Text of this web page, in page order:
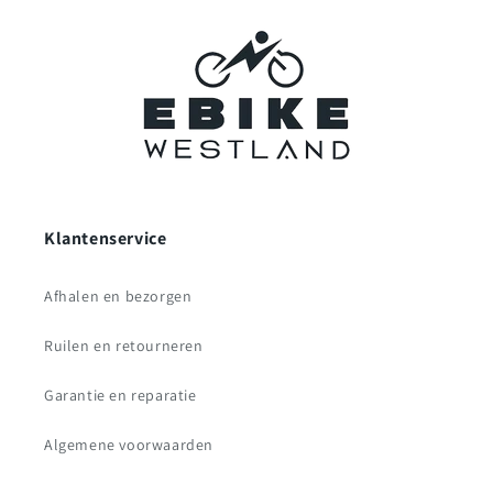
Klantenservice
Afhalen en bezorgen
Ruilen en retourneren
Garantie en reparatie
Algemene voorwaarden